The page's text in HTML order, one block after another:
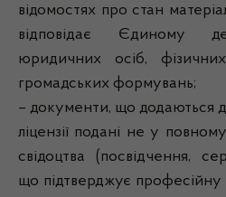
відомостях про стан
відповідає Єдиному
юридичних осіб,
громадських формувань;
– документи, що додаються
ліцензії подані не у
свідоцтва (посвідчення,
що підтверджує професійну